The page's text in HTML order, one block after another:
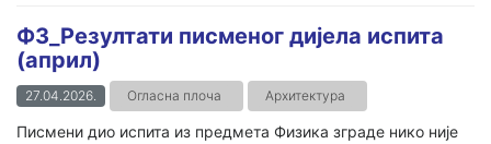
ФЗ_Резултати писменог дијела испита
(април)
27.04.2026. Огласна плоча Архитектура
Писмени дио испита из предмета Физика зграде нико није